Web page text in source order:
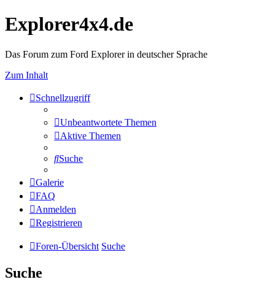
Explorer4x4.de
Das Forum zum Ford Explorer in deutscher Sprache
Zum Inhalt
Schnellzugriff
Unbeantwortete Themen
Aktive Themen
Suche
Galerie
FAQ
Anmelden
Registrieren
Foren-Übersicht Suche
Suche